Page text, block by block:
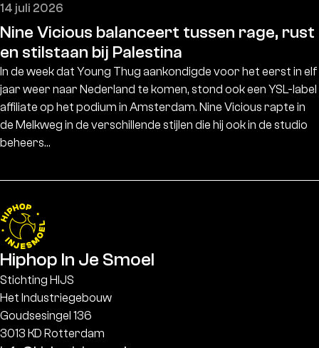
14 juli 2026
Nine Vicious balanceert tussen rage, rust
en stilstaan bij Palestina
In de week dat Young Thug aankondigde voor het eerst in elf
jaar weer naar Nederland te komen, stond ook een YSL-label
affiliate op het podium in Amsterdam. Nine Vicious rapte in
de Melkweg in de verschillende stijlen die hij ook in de studio
beheers…
Hiphop In Je Smoel
Stichting HIJS
Het Industriegebouw
Goudsesingel 136
3013 KD Rotterdam